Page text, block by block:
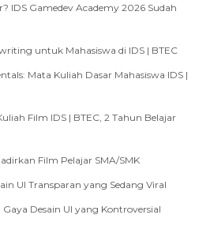
IDS Gamedev Academy 2026 Sudah
untuk Mahasiswa di IDS | BTEC
Mata Kuliah Dasar Mahasiswa IDS |
Film IDS | BTEC, 2 Tahun Belajar
Film Pelajar SMA/SMK
UI Transparan yang Sedang Viral
Desain UI yang Kontroversial